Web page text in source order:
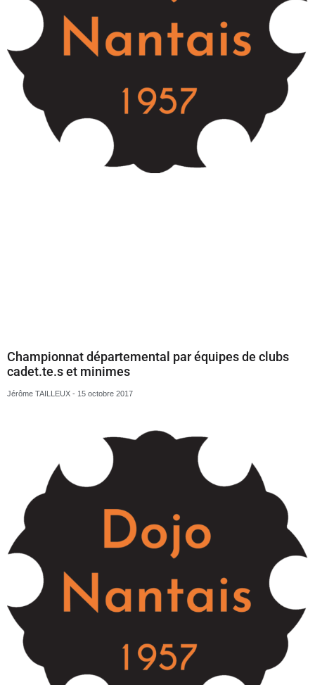
Championnats par équipe de clubs juniors
Nasser ABDELKRIM
Coupe Régional seniors
Nasser ABDELKRIM 11 octobre 2017